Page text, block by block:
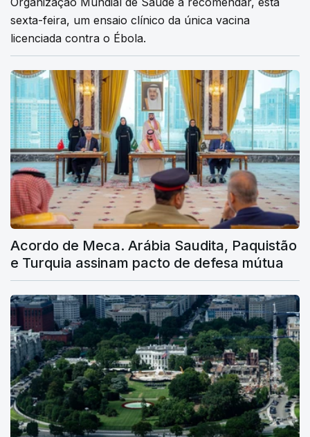
sexta-feira, um ensaio clínico da única vacina
licenciada contra o Ébola.
Acordo de Meca. Arábia Saudita, Paquistão
e Turquia assinam pacto de defesa mútua